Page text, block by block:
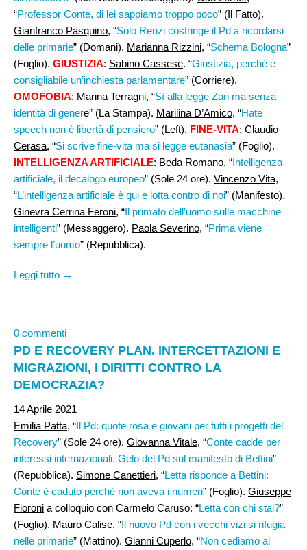
“Professor Conte, di lei sappiamo troppo poco” (Il Fatto).
Gianfranco Pasquino, “Solo Renzi costringe il Pd a ricordarsi
delle primarie” (Domani). Marianna Rizzini, “Schema Bologna”
(Foglio). GIUSTIZIA: Sabino Cassese. “Giustizia, perché è
consigliabile un’inchiesta parlamentare” (Corriere).
OMOFOBIA: Marina Terragni, “Sì alla legge Zan ma senza
identità di genere” (La Stampa). Marilina D’Amico, “Hate
speech non è libertà di pensiero” (Left). FINE-VITA: Claudio
Cerasa, “Si scrive fine-vita ma si legge eutanasia” (Foglio).
INTELLIGENZA ARTIFICIALE: Beda Romano, “Intelligenza
artificiale, il decalogo europeo” (Sole 24 ore). Vincenzo Vita,
“L’intelligenza artificiale è qui e lotta contro di noi” (Manifesto).
Ginevra Cerrina Feroni, “Il primato dell’uomo sulle macchine
intelligenti” (Messaggero). Paola Severino, “Prima viene
sempre l’uomo” (Repubblica).
Leggi tutto →
0 commenti
PD E RECOVERY PLAN. INTERCETTAZIONI E
MIGRAZIONI, I DIRITTI CONTRO LA
DEMOCRAZIA?
14 Aprile 2021
Emilia Patta, “Il Pd: quote rosa e giovani per tutti i progetti del
Recovery” (Sole 24 ore). Giovanna Vitale, “Conte cadde per
interessi internazionali. Gelo del Pd sul manifesto di Bettini”
(Repubblica). Simone Canettieri, “Letta risponde a Bettini:
Conte è caduto perché non aveva i numeri” (Foglio). Giuseppe
Fioroni a colloquio con Carmelo Caruso: “Letta con chi stai?”
(Foglio). Mauro Calise, “Il nuovo Pd con i vecchi vizi si rifugia
nelle primarie” (Mattino). Gianni Cuperlo, “Non cediamo al